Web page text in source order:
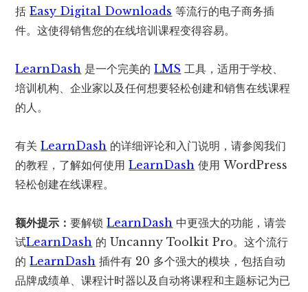
括Easy Digital Downloads 等流行的电子商务插
件。这使得销售您的在线培训课程变得容易。
LearnDash 是一个完美的LMS 工具，适用于学校、
培训机构、企业家以及任何想要轻松创建和销售在线课程
的人。
有关LearnDash 的详细评论和入门说明，请参阅我们
的教程，了解如何使用LearnDash 使用 WordPress
轻松创建在线课程。
额外提示：要解锁LearnDash 中更强大的功能，请尝
试LearnDash 的 Uncanny Toolkit Pro。这个流行
的LearnDash 插件有 20 多个强大的模块，包括自动
品牌成绩单、课程计时器以及自动将课程和主题标记为已